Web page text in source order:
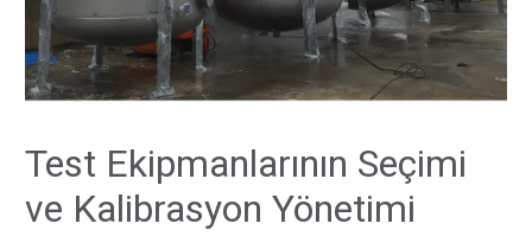
Test Ekipmanlarının Seçimi
ve Kalibrasyon Yönetimi